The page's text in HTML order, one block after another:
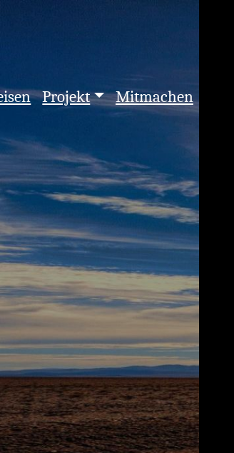
Projekt Mitmachen